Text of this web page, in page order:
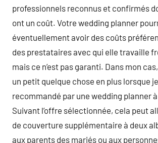
professionnels reconnus et confirmés
ont un coût. Votre wedding planner
éventuellement avoir des coûts
des prestataires avec qui elle travaille
mais ce n’est pas garanti. Dans mon
un petit quelque chose en plus lorsque
recommandé par une wedding planner
Suivant l’offre sélectionnée, cela peut
de couverture supplémentaire à deux
aux parents des mariés ou aux